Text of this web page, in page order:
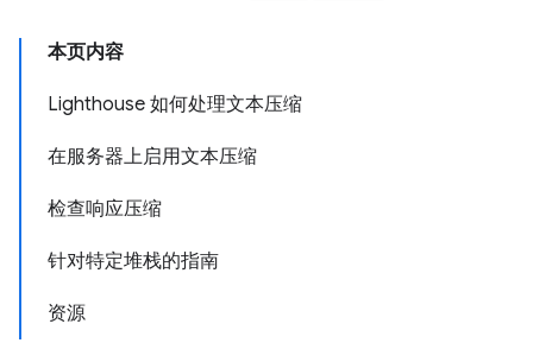
本页内容
Lighthouse 如何处理文本压缩
在服务器上启用文本压缩
检查响应压缩
针对特定堆栈的指南
资源